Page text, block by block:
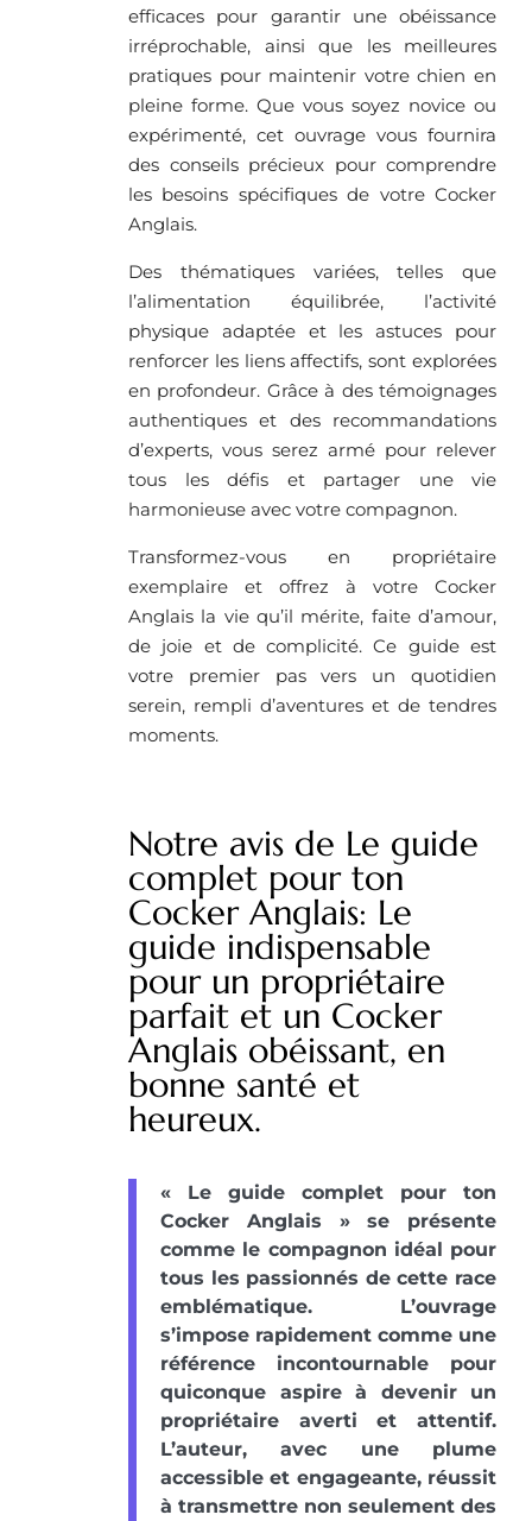
efficaces pour garantir une obéissance
irréprochable, ainsi que les meilleures
pratiques pour maintenir votre chien en
pleine forme. Que vous soyez novice ou
expérimenté, cet ouvrage vous fournira
des conseils précieux pour comprendre
les besoins spécifiques de votre Cocker
Anglais.
Des thématiques variées, telles que
l’alimentation équilibrée, l’activité
physique adaptée et les astuces pour
renforcer les liens affectifs, sont explorées
en profondeur. Grâce à des témoignages
authentiques et des recommandations
d’experts, vous serez armé pour relever
tous les défis et partager une vie
harmonieuse avec votre compagnon.
Transformez-vous en propriétaire
exemplaire et offrez à votre Cocker
Anglais la vie qu’il mérite, faite d’amour,
de joie et de complicité. Ce guide est
votre premier pas vers un quotidien
serein, rempli d’aventures et de tendres
moments.
Notre avis de Le guide
complet pour ton
Cocker Anglais: Le
guide indispensable
pour un propriétaire
parfait et un Cocker
Anglais obéissant, en
bonne santé et
heureux.
« Le guide complet pour ton
Cocker Anglais » se présente
comme le compagnon idéal pour
tous les passionnés de cette race
emblématique. L’ouvrage
s’impose rapidement comme une
référence incontournable pour
quiconque aspire à devenir un
propriétaire averti et attentif.
L’auteur, avec une plume
accessible et engageante, réussit
à transmettre non seulement des